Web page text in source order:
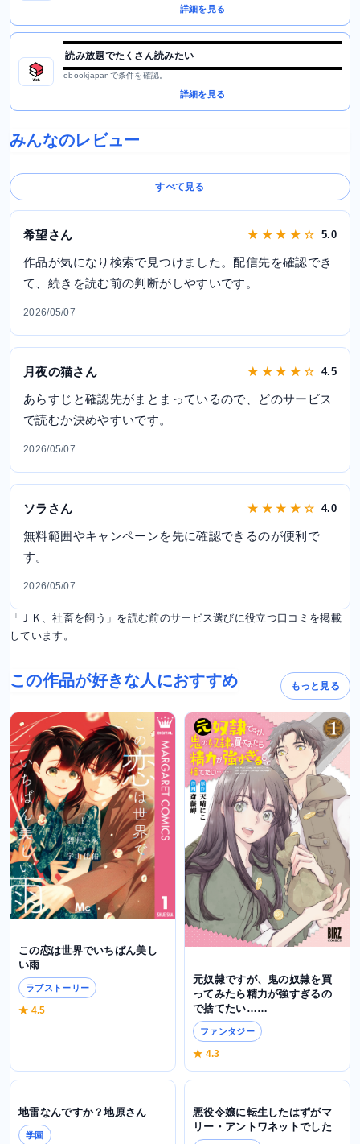
詳細を見る
読み放題でたくさん読みたい
ebookjapanで条件を確認。
詳細を見る
みんなのレビュー
すべて見る
希望さん ★ ★ ★ ★ ☆ 5.0
作品が気になり検索で見つけました。配信先を確認でき
て、続きを読む前の判断がしやすいです。
2026/05/07
月夜の猫さん ★ ★ ★ ★ ☆ 4.5
あらすじと確認先がまとまっているので、どのサービス
で読むか決めやすいです。
2026/05/07
ソラさん ★ ★ ★ ★ ☆ 4.0
無料範囲やキャンペーンを先に確認できるのが便利で
す。
2026/05/07
「ＪＫ、社畜を飼う」を読む前のサービス選びに役立つ口コミを掲載
しています。
この作品が好きな人におすすめ もっと見る
この恋は世界でいちばん美し
い雨
ラブストーリー
★ 4.5
元奴隷ですが、鬼の奴隷を買
ってみたら精力が強すぎるの
で捨てたい……
ファンタジー
★ 4.3
地雷なんですか？地原さん
学園
悪役令嬢に転生したはずがマ
リー・アントワネットでした